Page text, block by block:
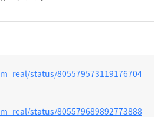
status/805579573119176704
status/805579689892773888